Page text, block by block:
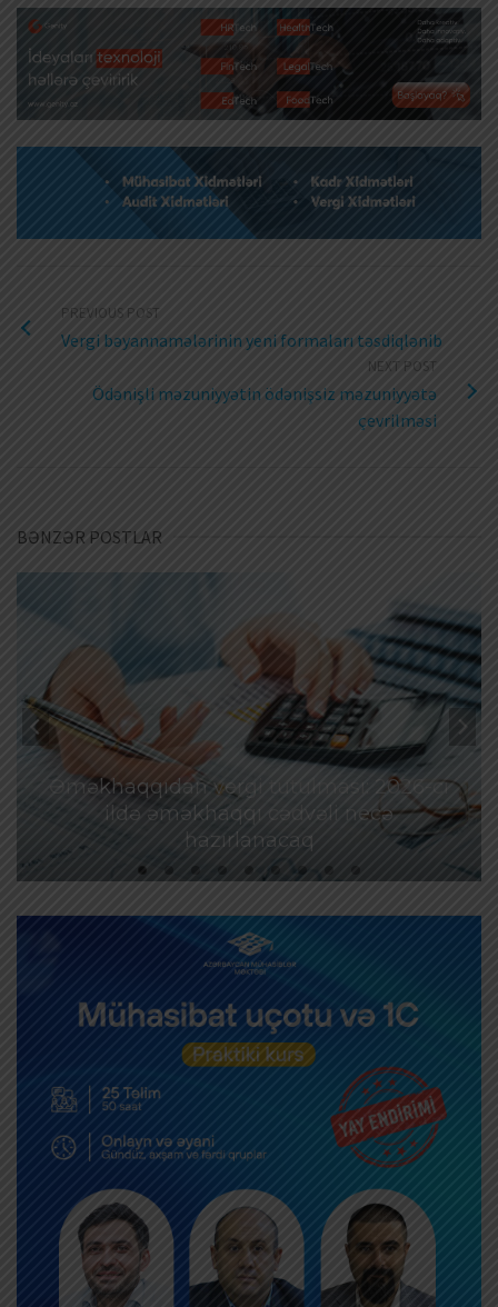
PREVIOUS POST
Vergi bəyannamələrinin yeni formaları təsdiqlənib
NEXT POST
Ödənişli məzuniyyətin ödənişsiz məzuniyyətə
çevrilməsi
BƏNZƏR POSTLAR
Əməkhaqqıdan vergi tutulması: 2026-cı
ildə əməkhaqqı cədvəli necə
hazırlanacaq